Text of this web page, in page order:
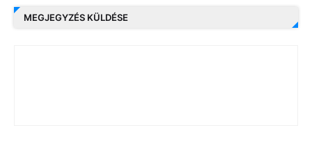
MEGJEGYZÉS KÜLDÉSE